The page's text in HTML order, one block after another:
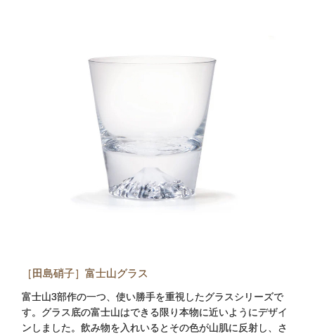
［田島硝子］富士山グラス
富士山3部作の一つ、使い勝手を重視したグラスシリーズで
す。グラス底の富士山はできる限り本物に近いようにデザイ
ンしました。飲み物を入れいるとその色が山肌に反射し、さ